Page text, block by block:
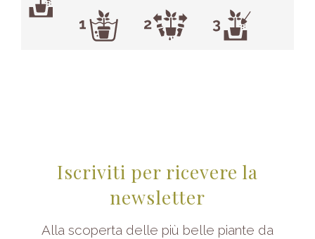
Iscriviti per ricevere la
newsletter
Alla scoperta delle più belle piante da